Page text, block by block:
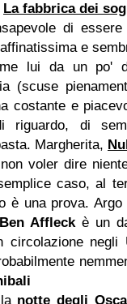
La fabbrica dei
di
e
lui da un po'
(scuse
costante e
riguardo, di
Margherita,
voler dire
caso, al
è una prova.
Ben Affleckè un
circolazione negli
notte degli